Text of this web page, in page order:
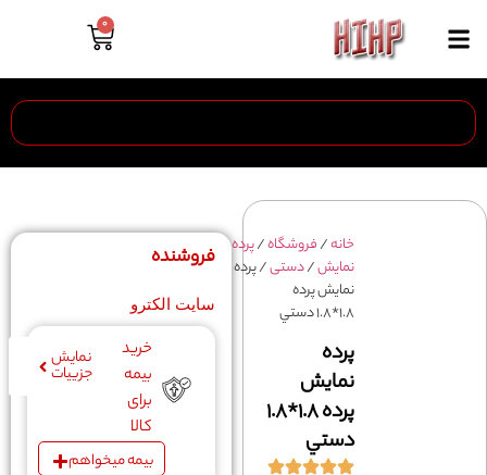
0
فروشنده
سایت الکترو
خرید
بیمه
برای
کالا
نمایش
جزییات
بیمه میخواهم
خانه/فروشگاه/پرده
نمايش/دستی/ پرده
نمايش پرده
١.٨*١.٨ دستي
پرده
نمايش
پرده ١.٨*١.٨
دستي